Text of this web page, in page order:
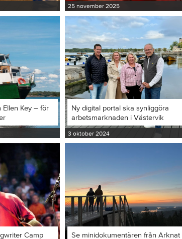
25 november 2025
Key – för
Ny digital portal ska synliggöra
arbetsmarknaden i Västervik
3 oktober 2024
Camp
Se minidokumentären från Arknat